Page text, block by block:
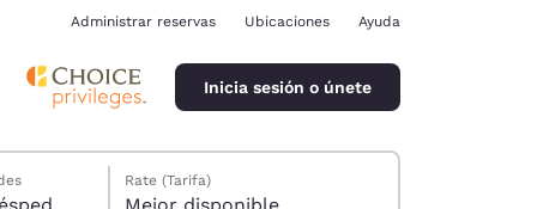
Administrar reservas Ubicaciones Ayuda
Inicia sesión o únete
Rate (Tarifa)